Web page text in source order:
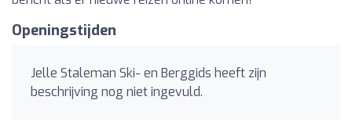
Openingstijden
Jelle Staleman Ski- en Berggids heeft zijn
beschrijving nog niet ingevuld.